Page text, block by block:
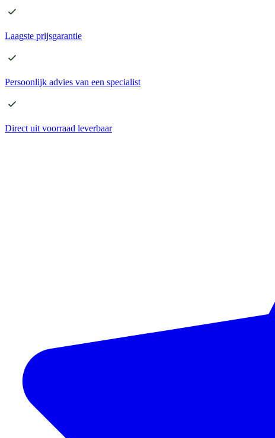
Laagste prijsgarantie
Persoonlijk advies van een specialist
Direct uit voorraad leverbaar